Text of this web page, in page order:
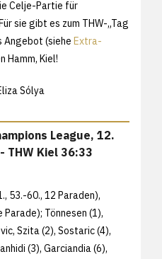
Celje-Partie für
sie gibt es zum THW-„Tag
Angebot (siehe Extra-
Hamm, Kiel!
Sólya
League, 12.
THW Kiel 36:33
53.-60., 12 Paraden),
Tönnesen (1),
Szita (2), Sostaric (4),
(3), Garciandia (6),